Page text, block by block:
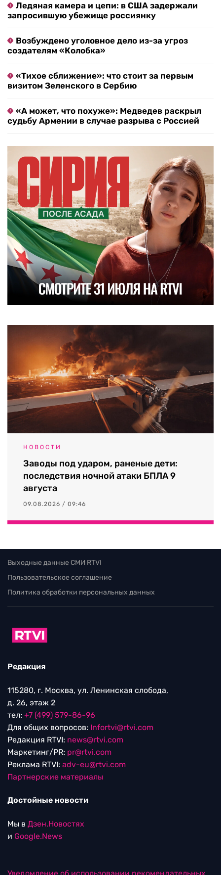
Ледяная камера и цепи: в США задержали
запросившую убежище россиянку
Возбуждено уголовное дело из-за угроз
создателям «Колобка»
«Тихое сближение»: что стоит за первым
визитом Зеленского в Сербию
«А может, что похуже»: Медведев раскрыл
судьбу Армении в случае разрыва с Россией
НОВОСТИ
Заводы под ударом, раненые дети:
последствия ночной атаки БПЛА 9
августа
09.08.2026 / 09:46
Выходные данные СМИ RTVI
Пользовательское соглашение
Политика обработки персональных данных
Редакция
115280, г. Москва, ул. Ленинская слобода,
д. 26, этаж 2
тел: +7 (499) 579-86-96
Для общих вопросов: Infortvi@rtvi.com
Редакция RTVI: news@rtvi.com
Маркетинг/PR: pr@rtvi.com
Реклама RTVI: adv-eu@rtvi.com
Партнерские материалы
Достойные новости
Мы в Дзен.Новостях
и Google.News